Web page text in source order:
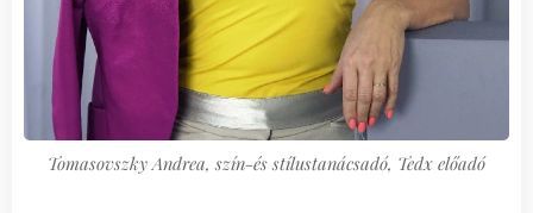
Tomasovszky Andrea, szín-és stílustanácsadó, Tedx előadó